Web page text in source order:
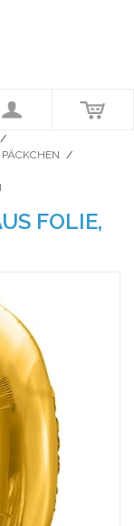
/
/
FOLIE,